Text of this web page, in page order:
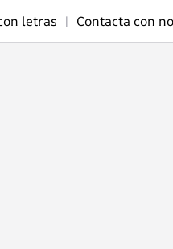
letras | Contacta con